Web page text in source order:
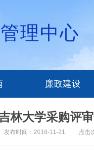
理中心
廉政建设
林大学采购评
发布时间：2018-11-21 点击